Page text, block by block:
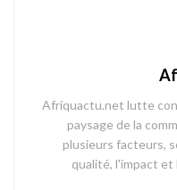
Afriquactu.net lutte
paysage de la
plusieurs facteurs,
qualité, l'impact et